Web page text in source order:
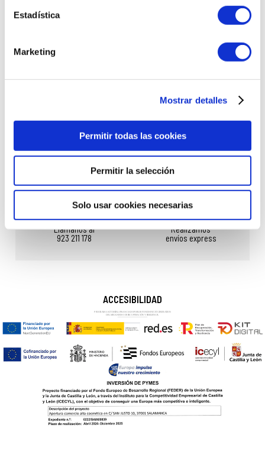
Estadística
Marketing
Mostrar detalles
Permitir todas las cookies
Permitir la selección
Solo usar cookies necesarias
¿Quieres que te enseñemos
WhatsApp al
602 253 402
Envíanos tu
consulta
Llámanos al
923 211 178
Realizamos
envíos express
ACCESIBILIDAD